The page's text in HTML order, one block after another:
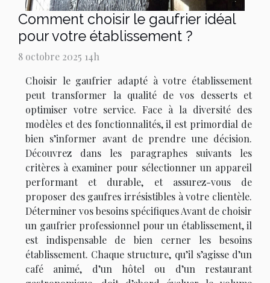
Comment choisir le gaufrier idéal
pour votre établissement ?
8 octobre 2025 14h
Choisir le gaufrier adapté à votre établissement
peut transformer la qualité de vos desserts et
optimiser votre service. Face à la diversité des
modèles et des fonctionnalités, il est primordial de
bien s’informer avant de prendre une décision.
Découvrez dans les paragraphes suivants les
critères à examiner pour sélectionner un appareil
performant et durable, et assurez-vous de
proposer des gaufres irrésistibles à votre clientèle.
Déterminer vos besoins spécifiques Avant de choisir
un gaufrier professionnel pour un établissement, il
est indispensable de bien cerner les besoins
établissement. Chaque structure, qu’il s’agisse d’un
café animé, d’un hôtel ou d’un restaurant